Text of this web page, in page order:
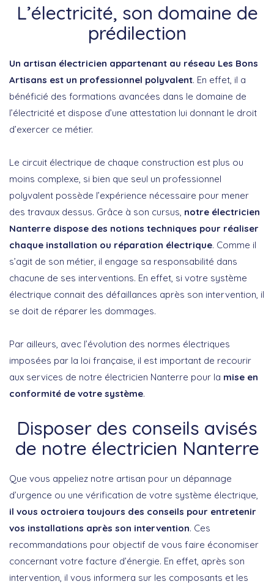
L’électricité, son domaine de
prédilection
Un artisan électricien appartenant au réseau Les Bons
Artisans est un professionnel polyvalent. En effet, il a
bénéficié des formations avancées dans le domaine de
l’électricité et dispose d’une attestation lui donnant le droit
d’exercer ce métier.
Le circuit électrique de chaque construction est plus ou
moins complexe, si bien que seul un professionnel
polyvalent possède l’expérience nécessaire pour mener
des travaux dessus. Grâce à son cursus, notre électricien
Nanterre dispose des notions techniques pour réaliser
chaque installation ou réparation électrique. Comme il
s’agit de son métier, il engage sa responsabilité dans
chacune de ses interventions. En effet, si votre système
électrique connait des défaillances après son intervention, il
se doit de réparer les dommages.
Par ailleurs, avec l’évolution des normes électriques
imposées par la loi française, il est important de recourir
aux services de notre électricien Nanterre pour la mise en
conformité de votre système.
Disposer des conseils avisés
de notre électricien Nanterre
Que vous appeliez notre artisan pour un dépannage
d’urgence ou une vérification de votre système électrique,
il vous octroiera toujours des conseils pour entretenir
vos installations après son intervention. Ces
recommandations pour objectif de vous faire économiser
concernant votre facture d’énergie. En effet, après son
intervention, il vous informera sur les composants et les